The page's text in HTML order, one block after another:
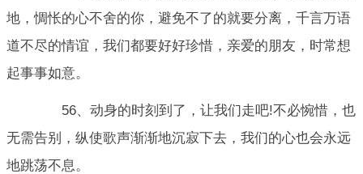
地，惆怅的心不舍的你，避免不了的就要分离，千言万语
道不尽的情谊，我们都要好好珍惜，亲爱的朋友，时常想
起事事如意。
56、动身的时刻到了，让我们走吧!不必惋惜，也
无需告别，纵使歌声渐渐地沉寂下去，我们的心也会永远
地跳荡不息。